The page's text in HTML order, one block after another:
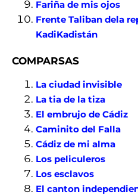
Fariña de mis ojos
Frente Taliban dela
KadiKadistán
COMPARSAS
La ciudad invisible
La tia de la tiza
El embrujo de Cádiz
Caminito del Falla
Cádiz de mi alma
Los peliculeros
Los esclavos
El canton